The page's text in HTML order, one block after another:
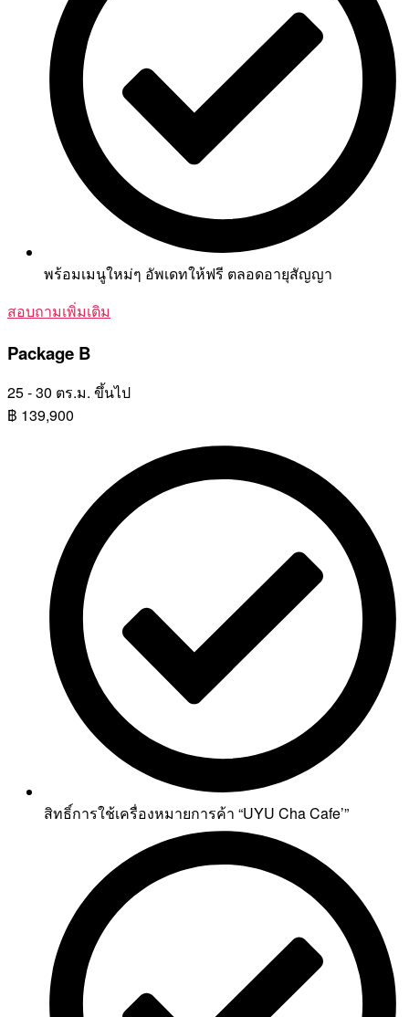
พร้อมเมนูใหม่ๆ อัพเดทให้ฟรี ตลอดอายุสัญญา
สอบถามเพิ่มเติม
Package B
25 - 30 ตร.ม. ขึ้นไป
฿ 139,900
สิทธิ์การใช้เครื่องหมายการค้า “UYU Cha Cafe’”